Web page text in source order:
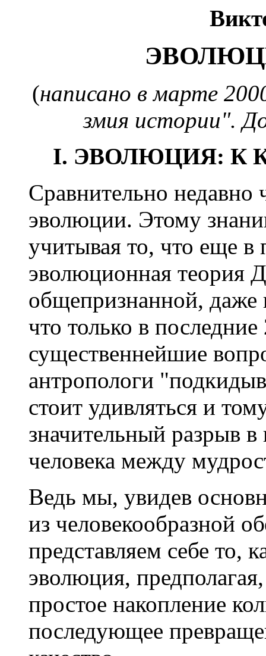
(написано в марте
змия истории".
I. ЭВОЛЮЦИЯ: К
Сравнительно недавно
эволюции. Этому
учитывая то, что еще в
эволюционная теория
общепризнанной, даже
что только в
существеннейшие
антропологи
стоит удивляться и
значительный разрыв
человека между
Ведь мы, увидев
из человекообразной
представляем себе то,
эволюция,
простое накопление
последующее